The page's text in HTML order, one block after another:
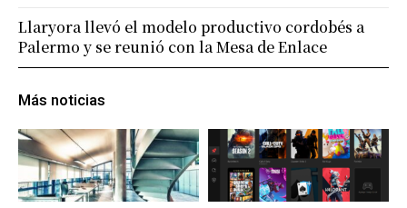
Más noticias
Llaryora llevó el modelo productivo cordobés a
Palermo y se reunió con la Mesa de Enlace